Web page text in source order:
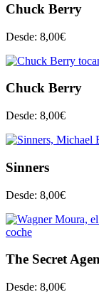
Chuck Berry
Desde: 8,00€
Chuck Berry
Desde: 8,00€
Sinners
Desde: 8,00€
The Secret
Desde: 8,00€